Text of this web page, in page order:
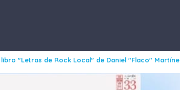
"Letras de Rock Local" de Daniel "Flaco" Martíne